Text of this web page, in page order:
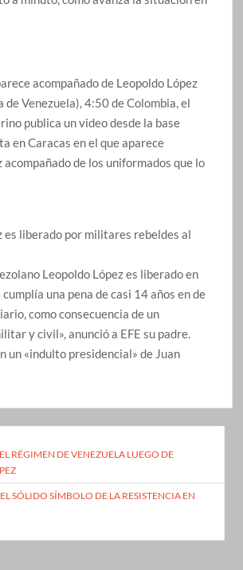
acompañado de Leopoldo López
de Venezuela), 4:50 de Colombia, el
publica un video desde la base
en Caracas en el que aparece
acompañado de los uniformados que lo
es liberado por militares rebeldes al
Leopoldo López es liberado en
una pena de casi 14 años en de
como consecuencia de un
y civil», anunció a EFE su padre.
un «indulto presidencial» de Juan
RÉGIMEN DE VENEZUELA LUEGO DE
SÓLIDO SÍMBOLO DE LA RESISTENCIA EN